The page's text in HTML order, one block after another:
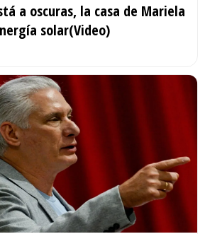
a oscuras, la casa de Mariela
solar(Video)